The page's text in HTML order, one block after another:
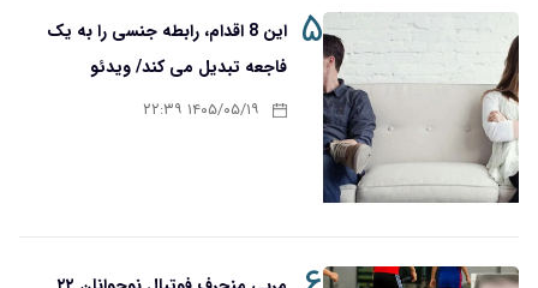
۵
این 8 اقدام، رابطه جنسی را به یک
فاجعه تبدیل می کند/ ویدئو
۱۴۰۵/۰۵/۱۹ ۲۲:۳۹